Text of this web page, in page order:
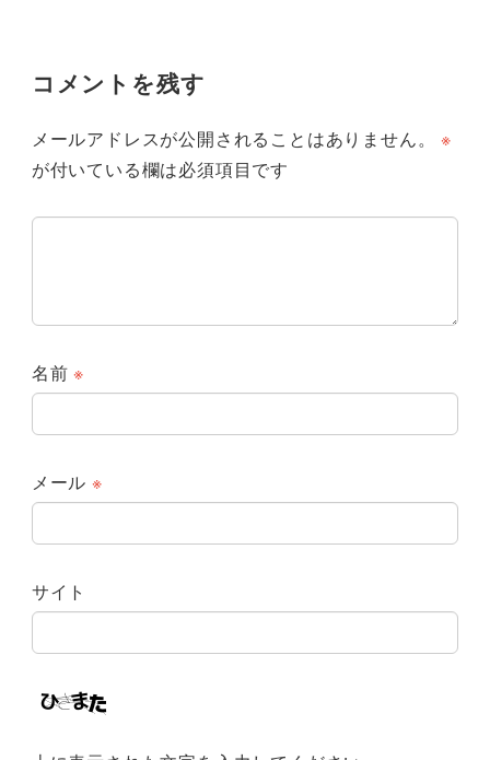
コメントを残す
メールアドレスが公開されることはありません。
※
が付いている欄は必須項目です
名前※
メール ※
サイト